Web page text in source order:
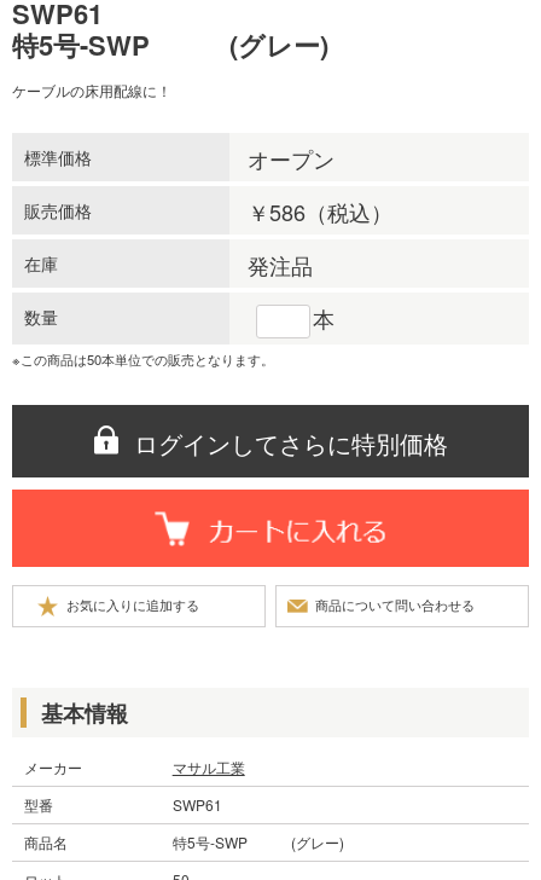
SWP61
特5号-SWP (グレー)
ケーブルの床用配線に！
標準価格 オープン
販売価格 ￥586（税込）
在庫 発注品
数量 本
※この商品は50本単位での販売となります。
ログインしてさらに特別価格
基本情報
メーカー
マサル工業
型番
SWP61
商品名
特5号-SWP (グレー)